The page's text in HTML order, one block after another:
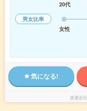
20代
男女比率
女性
気になる!
派遣会社